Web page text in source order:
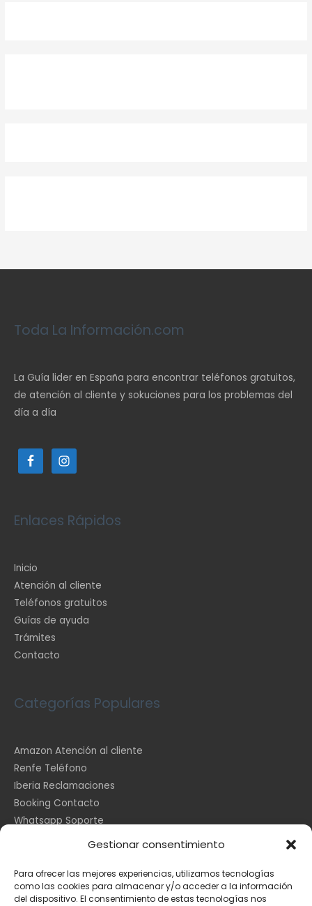
Gestionar consentimiento
Para ofrecer las mejores experiencias, utilizamos tecnologías
como las cookies para almacenar y/o acceder a la información
del dispositivo. El consentimiento de estas tecnologías nos
Toda La Información.com
La Guía lider en España para encontrar teléfonos gratuitos,
de atención al cliente y sokuciones para los problemas del
día a día
Enlaces Rápidos
Inicio
Atención al cliente
Teléfonos gratuitos
Guías de ayuda
Trámites
Contacto
Categorías Populares
Amazon Atención al cliente
Renfe Teléfono
Iberia Reclamaciones
Booking Contacto
Whatsapp Soporte